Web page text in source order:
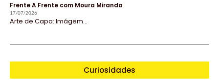
Frente A Frente com Moura Miranda
17/07/2026
Arte de Capa: Imágem...
Curiosidades